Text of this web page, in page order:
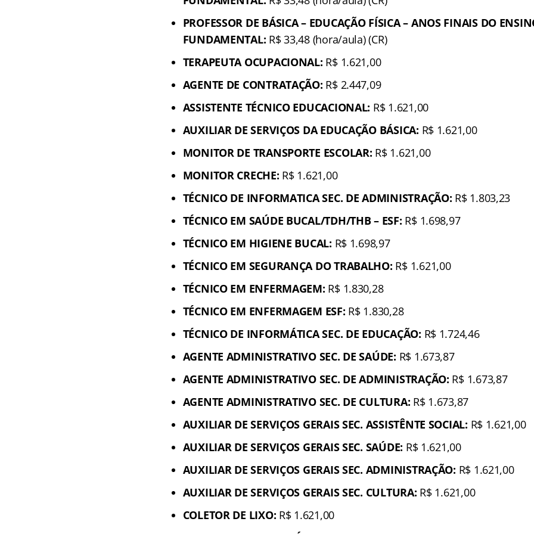
PROFESSOR DE BÁSICA – EDUCAÇÃO FÍSICA – ANOS FINAIS DO
FUNDAMENTAL: R$ 33,48 (hora/aula) (CR)
TERAPEUTA OCUPACIONAL: R$ 1.621,00
AGENTE DE CONTRATAÇÃO: R$ 2.447,09
ASSISTENTE TÉCNICO EDUCACIONAL: R$ 1.621,00
AUXILIAR DE SERVIÇOS DA EDUCAÇÃO BÁSICA: R$ 1.621,00
MONITOR DE TRANSPORTE ESCOLAR: R$ 1.621,00
MONITOR CRECHE: R$ 1.621,00
TÉCNICO DE INFORMATICA SEC. DE ADMINISTRAÇÃO: R$ 1.803,23
TÉCNICO EM SAÚDE BUCAL/TDH/THB – ESF: R$ 1.698,97
TÉCNICO EM HIGIENE BUCAL: R$ 1.698,97
TÉCNICO EM SEGURANÇA DO TRABALHO: R$ 1.621,00
TÉCNICO EM ENFERMAGEM: R$ 1.830,28
TÉCNICO EM ENFERMAGEM ESF: R$ 1.830,28
TÉCNICO DE INFORMÁTICA SEC. DE EDUCAÇÃO: R$ 1.724,46
AGENTE ADMINISTRATIVO SEC. DE SAÚDE: R$ 1.673,87
AGENTE ADMINISTRATIVO SEC. DE ADMINISTRAÇÃO: R$ 1.673,87
AGENTE ADMINISTRATIVO SEC. DE CULTURA: R$ 1.673,87
AUXILIAR DE SERVIÇOS GERAIS SEC. ASSISTÊNTE SOCIAL: R$ 1.621,00
AUXILIAR DE SERVIÇOS GERAIS SEC. SAÚDE: R$ 1.621,00
AUXILIAR DE SERVIÇOS GERAIS SEC. ADMINISTRAÇÃO: R$ 1.621,00
AUXILIAR DE SERVIÇOS GERAIS SEC. CULTURA: R$ 1.621,00
COLETOR DE LIXO: R$ 1.621,00